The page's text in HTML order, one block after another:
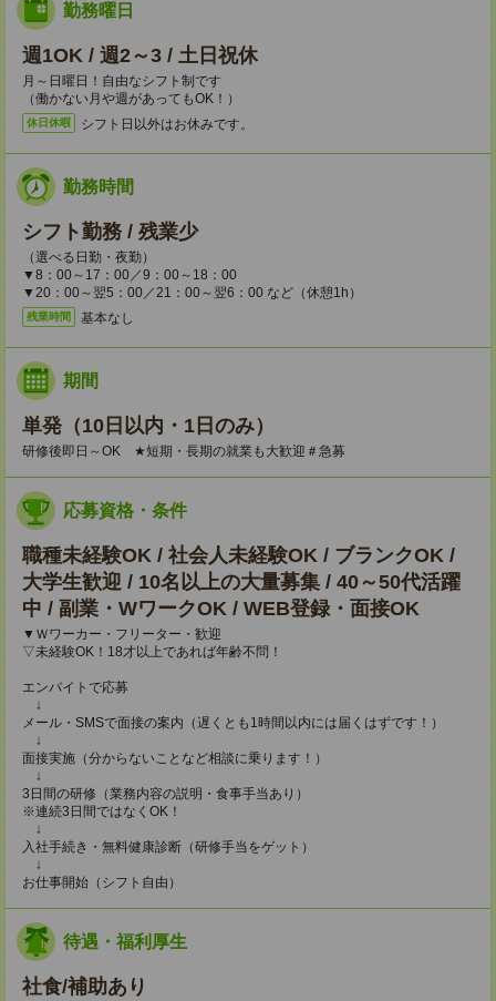
勤務曜日
週1OK / 週2～3 / 土日祝休
月～日曜日！自由なシフト制です
（働かない月や週があってもOK！）
休日休暇 シフト日以外はお休みです。
勤務時間
シフト勤務 / 残業少
（選べる日勤・夜勤）
▼8：00～17：00／9：00～18：00
▼20：00～翌5：00／21：00～翌6：00 など（休憩1h）
残業時間 基本なし
期間
単発（10日以内・1日のみ）
研修後即日～OK ★短期・長期の就業も大歓迎＃急募
応募資格・条件
職種未経験OK / 社会人未経験OK / ブランクOK /
大学生歓迎 / 10名以上の大量募集 / 40～50代活躍
中 / 副業・WワークOK / WEB登録・面接OK
▼Ｗワーカー・フリーター・歓迎
▽未経験OK！18才以上であれば年齢不問！
エンバイトで応募
↓
メール・SMSで面接の案内（遅くとも1時間以内には届くはずです！）
↓
面接実施（分からないことなど相談に乗ります！）
↓
3日間の研修（業務内容の説明・食事手当あり）
※連続3日間ではなくOK！
↓
入社手続き・無料健康診断（研修手当をゲット）
↓
お仕事開始（シフト自由）
待遇・福利厚生
社食/補助あり